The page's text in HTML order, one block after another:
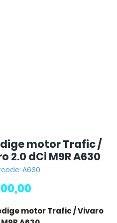
motor Trafic /
2.0 dCi M9R A630
A630
motor Trafic / Vivaro